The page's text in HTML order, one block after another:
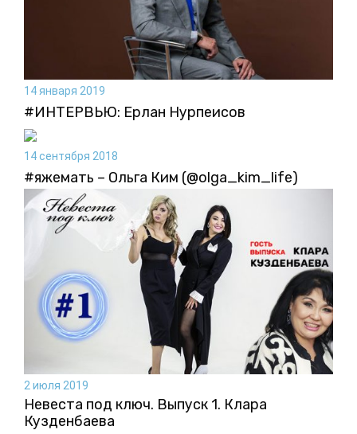
14 января 2019
#ИНТЕРВЬЮ: Ерлан Нурпеисов
14 сентября 2018
#яжемать – Ольга Ким (@olga_kim_life)
2 июля 2019
Невеста под ключ. Выпуск 1. Клара
Кузденбаева